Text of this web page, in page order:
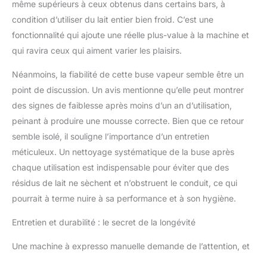
même supérieurs à ceux obtenus dans certains bars, à
condition d’utiliser du lait entier bien froid. C’est une
fonctionnalité qui ajoute une réelle plus-value à la machine et
qui ravira ceux qui aiment varier les plaisirs.
Néanmoins, la fiabilité de cette buse vapeur semble être un
point de discussion. Un avis mentionne qu’elle peut montrer
des signes de faiblesse après moins d’un an d’utilisation,
peinant à produire une mousse correcte. Bien que ce retour
semble isolé, il souligne l’importance d’un entretien
méticuleux. Un nettoyage systématique de la buse après
chaque utilisation est indispensable pour éviter que des
résidus de lait ne sèchent et n’obstruent le conduit, ce qui
pourrait à terme nuire à sa performance et à son hygiène.
Entretien et durabilité : le secret de la longévité
Une machine à expresso manuelle demande de l’attention, et